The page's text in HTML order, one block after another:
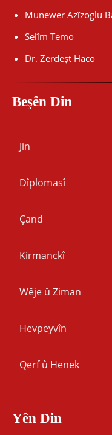
Munewer Azîzoglu
Selîm Temo
Dr. Zerdeşt Haco
Beşên Din
Jin
Dîplomasî
Çand
Kirmanckî
Wêje û Ziman
Hevpeyvîn
Qerf û Henek
Yên Din